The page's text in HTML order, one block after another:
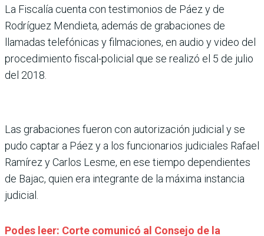
La Fiscalía cuenta con testimonios de Páez y de
Rodríguez Mendieta, además de grabaciones de
llamadas telefónicas y filmaciones, en audio y video del
procedimiento fiscal-policial que se realizó el 5 de julio
del 2018.
Las grabaciones fueron con autorización judicial y se
pudo captar a Páez y a los funcionarios judiciales Rafael
Ramírez y Carlos Lesme, en ese tiempo dependientes
de Bajac, quien era integrante de la máxima instancia
judicial.
Podes leer: Corte comunicó al Consejo de la